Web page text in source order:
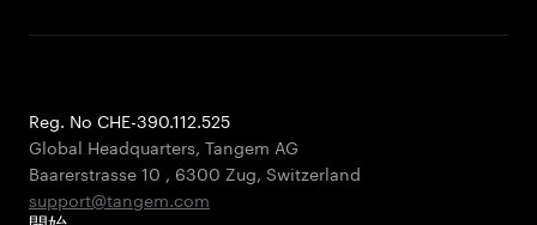
Reg. No CHE-390.112.525
Global Headquarters, Tangem AG
Baarerstrasse 10 , 6300 Zug, Switzerland
support@tangem.com